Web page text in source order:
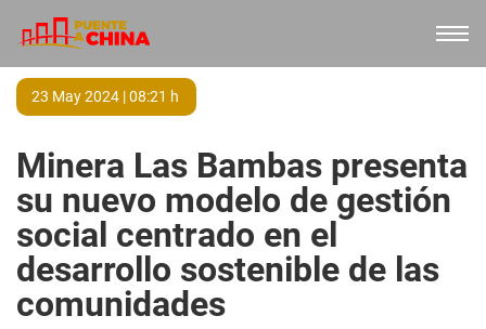
23 May 2024 | 08:21 h
Minera Las Bambas presenta
su nuevo modelo de gestión
social centrado en el
desarrollo sostenible de las
comunidades